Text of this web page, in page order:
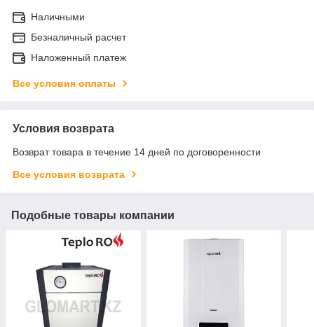
Наличными
Безналичный расчет
Наложенный платеж
Все условия оплаты
Условия возврата
Возврат товара в течение 14 дней по договоренности
Все условия возврата
Подобные товары компании